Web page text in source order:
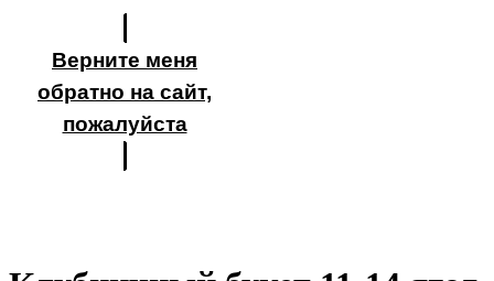
Верните меня
обратно на сайт,
пожалуйста